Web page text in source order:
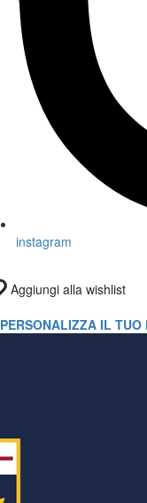
instagram
Aggiungi alla wishlist
PERSONALIZZA IL TUO